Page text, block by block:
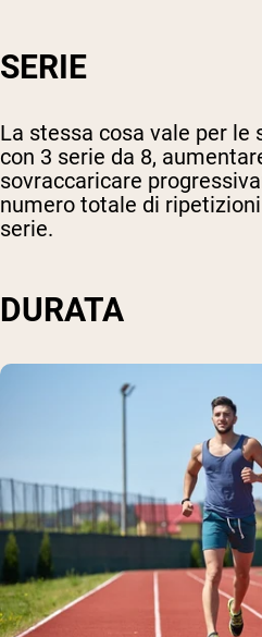
SERIE
La stessa cosa vale per le
con 3 serie da 8,
sovraccaricare
numero totale di
serie.
DURATA